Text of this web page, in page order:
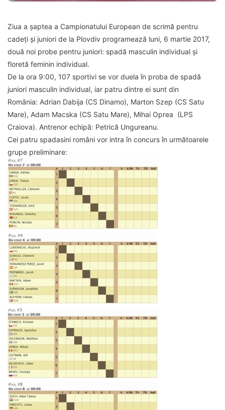
Ziua a șaptea a Campionatului European de scrimă pentru
cadeți și juniori de la Plovdiv programează luni, 6 martie 2017,
două noi probe pentru juniori: spadă masculin individual și
floretă feminin individual.
De la ora 9:00, 107 sportivi se vor duela în proba de spadă
juniori masculin individual, iar patru dintre ei sunt din
România: Adrian Dabija (CS Dinamo), Marton Szep (CS Satu
Mare), Adam Macska (CS Satu Mare), Mihai Oprea (LPS
Craiova). Antrenor echipă: Petrică Ungureanu.
Cei patru spadasini români vor intra în concurs în următoarele
grupe preliminare: